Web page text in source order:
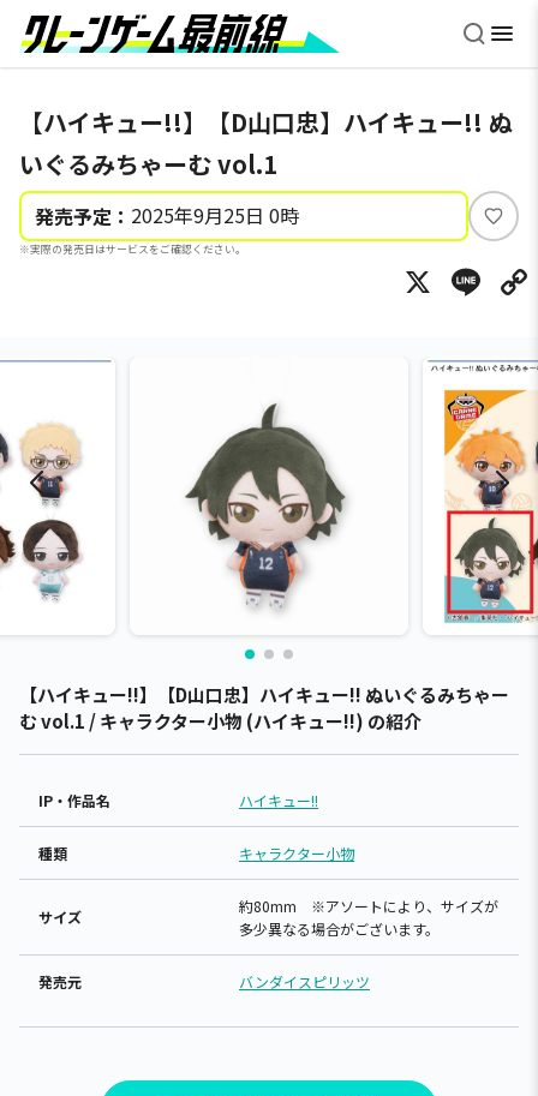
【ハイキュー!!】【D山口忠】ハイキュー!! ぬ
いぐるみちゃーむ vol.1
発売予定： 2025年9月25日 0時
※実際の発売日はサービスをご確認ください。
い
ね
X
【ハイキュー!!】【D山口忠】ハイキュー!! ぬいぐるみちゃー
む vol.1 / キャラクター小物 (ハイキュー!!) の紹介
IP・作品名 ハイキュー!!
種類 キャラクター小物
サイズ
約80mm ※アソートにより、サイズが
多少異なる場合がございます。
発売元 バンダイスピリッツ